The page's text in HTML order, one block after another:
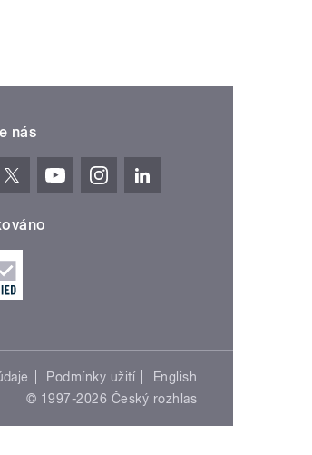
nás
Podmínky užití
English
© 1997-2026 Český rozhlas